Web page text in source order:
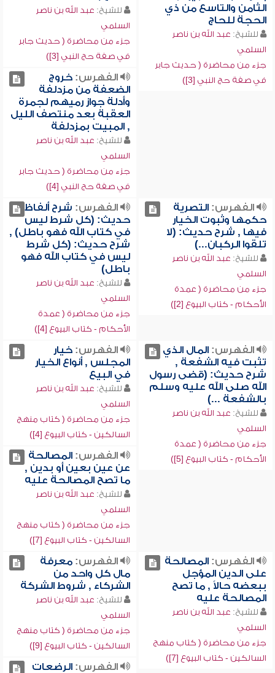
الثامن والتاسع من ذي
الحجة للحاج
للشيخ: عبد الله بن ناصر
السلمي
جزء من محاضرة ( حديث جابر
في صفة حج النبي [3])
للشيخ: عبد الله بن ناصر
السلمي
جزء من محاضرة ( حديث جابر
في صفة حج النبي [3])
الفهرس:خروج
الضعفة من مزدلفة
وأدلة جواز رميهم لجمرة
العقبة بعد منتصف الليل
, المبيت بمزدلفة
للشيخ: عبد الله بن ناصر
السلمي
جزء من محاضرة ( حديث جابر
في صفة حج النبي [4])
الفهرس:التصرية
حكمها وثبوت الخيار
فيها , شرح حديث: (لا
تلقوا الركبان...)
للشيخ: عبد الله بن ناصر
السلمي
جزء من محاضرة ( عمدة
الأحكام - كتاب البيوع [2])
الفهرس: شرح ألفاظ
حديث: (كل شرط ليس
في كتاب الله فهو باطل) ,
شرح حديث: (كل شرط
ليس في كتاب الله فهو
باطل)
للشيخ: عبد الله بن ناصر
السلمي
جزء من محاضرة ( عمدة
الأحكام - كتاب البيوع [4])
الفهرس:المال الذي
تثبت فيه الشفعة ,
شرح حديث: (قضى رسول
الله صلى الله عليه وسلم
بالشفعة ...)
للشيخ: عبد الله بن ناصر
السلمي
جزء من محاضرة ( عمدة
الأحكام - كتاب البيوع [5])
الفهرس:خيار
المجلس , أنواع الخيار
في البيع
للشيخ: عبد الله بن ناصر
السلمي
جزء من محاضرة ( كتاب منهج
السالكين - كتاب البيوع [4])
الفهرس:المصالحة
عن عين بعين أو بدين ,
ما تصح المصالحة عليه
للشيخ: عبد الله بن ناصر
السلمي
جزء من محاضرة ( كتاب منهج
السالكين - كتاب البيوع [7])
الفهرس:المصالحة
على الدين المؤجل
ببعضه حالاً , ما تصح
المصالحة عليه
للشيخ: عبد الله بن ناصر
السلمي
جزء من محاضرة ( كتاب منهج
السالكين - كتاب البيوع [7])
الفهرس:معرفة
مال كل واحد من
الشركاء , شروط الشركة
للشيخ: عبد الله بن ناصر
السلمي
جزء من محاضرة ( كتاب منهج
السالكين - كتاب البيوع [9])
الفهرس:الرضعات